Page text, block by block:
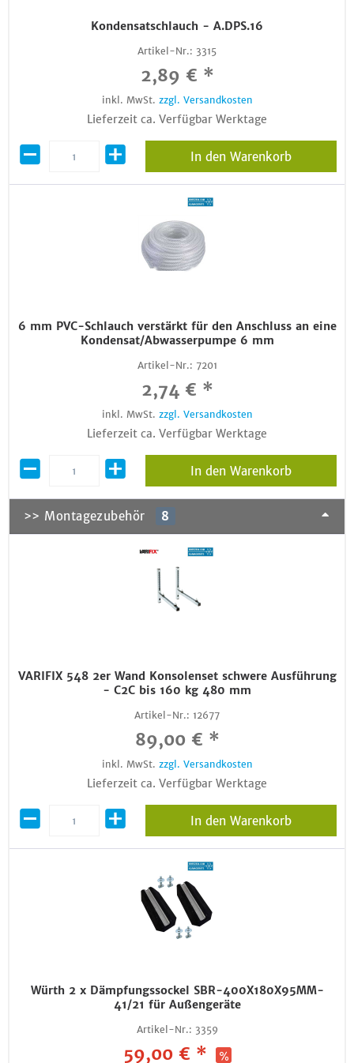
Kondensatschlauch - A.DPS.16
Artikel-Nr.: 3315
2,89 € *
inkl. MwSt. zzgl. Versandkosten
Lieferzeit ca. Verfügbar Werktage
In den Warenkorb
6 mm PVC-Schlauch verstärkt für den Anschluss an eine
Kondensat/Abwasserpumpe 6 mm
Artikel-Nr.: 7201
2,74 € *
inkl. MwSt. zzgl. Versandkosten
Lieferzeit ca. Verfügbar Werktage
In den Warenkorb
>> Montagezubehör 8
VARIFIX 548 2er Wand Konsolenset schwere Ausführung
- C2C bis 160 kg 480 mm
Artikel-Nr.: 12677
89,00 € *
inkl. MwSt. zzgl. Versandkosten
Lieferzeit ca. Verfügbar Werktage
In den Warenkorb
Würth 2 x Dämpfungssockel SBR-400X180X95MM-
41/21 für Außengeräte
Artikel-Nr.: 3359
59,00 € *